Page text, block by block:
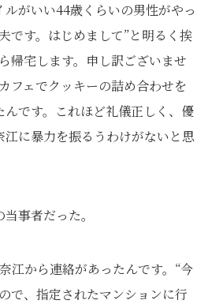
がいい44歳くらいの男性がやっ
です。はじめまして”と明るく挨
帰宅します。申し訳ございませ
フェでクッキーの詰め合わせを
です。これほど礼儀正しく、優
江に暴力を振るうわけがないと思
事者だった。
江から連絡があったんです。“今
で、指定されたマンションに行